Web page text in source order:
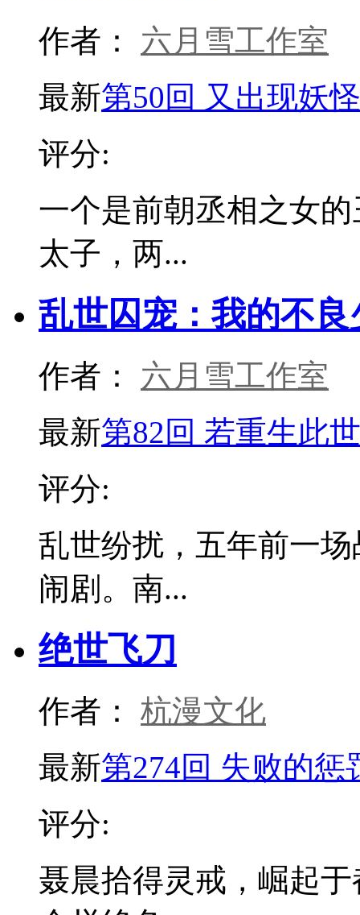
作者：
六月雪工作室
最新第50回 又出现妖
评分:
一个是前朝丞相之女
太子，两...
乱世囚宠：我的不良
作者：
六月雪工作室
最新第82回 若重生此
评分:
乱世纷扰，五年前一
闹剧。南...
绝世飞刀
作者：
杭漫文化
最新第274回 失败的惩
评分:
聂晨拾得灵戒，崛起